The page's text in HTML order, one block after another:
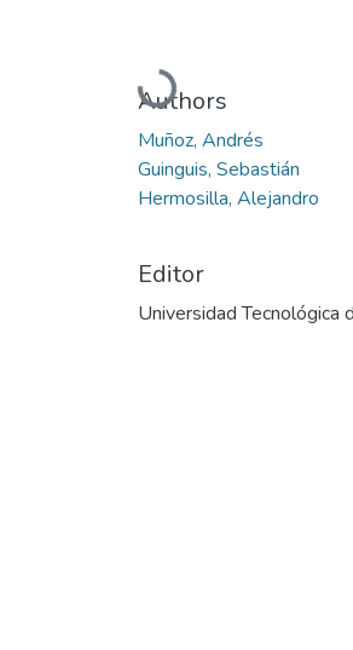
Cargando...
Authors
Muñoz, Andrés
Guinguis, Sebastián
Hermosilla, Alejandro
Editor
Universidad Tecnológica